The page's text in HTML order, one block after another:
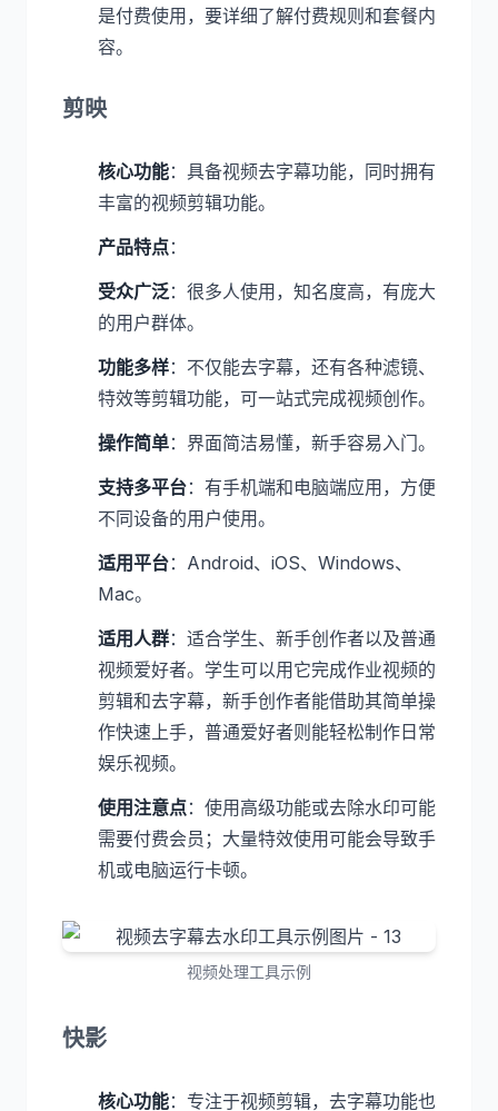
是付费使用，要详细了解付费规则和套餐内
容。
剪映
核心功能：具备视频去字幕功能，同时拥有
丰富的视频剪辑功能。
产品特点：
受众广泛：很多人使用，知名度高，有庞大
的用户群体。
功能多样：不仅能去字幕，还有各种滤镜、
特效等剪辑功能，可一站式完成视频创作。
操作简单：界面简洁易懂，新手容易入门。
支持多平台：有手机端和电脑端应用，方便
不同设备的用户使用。
适用平台：Android、iOS、Windows、
Mac。
适用人群：适合学生、新手创作者以及普通
视频爱好者。学生可以用它完成作业视频的
剪辑和去字幕，新手创作者能借助其简单操
作快速上手，普通爱好者则能轻松制作日常
娱乐视频。
使用注意点：使用高级功能或去除水印可能
需要付费会员；大量特效使用可能会导致手
机或电脑运行卡顿。
视频处理工具示例
快影
核心功能：专注于视频剪辑，去字幕功能也